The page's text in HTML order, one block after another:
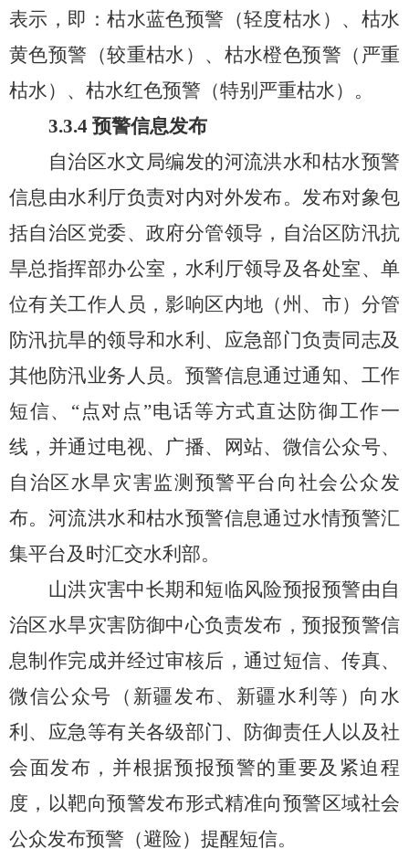
表示，即：枯水蓝色预警（轻度枯水）、枯水
黄色预警（较重枯水）、枯水橙色预警（严重
枯水）、枯水红色预警（特别严重枯水） 。
3.3.4 预警信息发布
自治区水文局编发的河流洪水和枯水预警
信息由水利厅负责对内对外发布。发布对象包
括自治区党委、政府分管领导，自治区防汛抗
旱总指挥部办公室，水利厅领导及各处室、单
位有关工作人员，影响区内地（州、市）分管
防汛抗旱的领导和水利、应急部门负责同志及
其他防汛业务人员。预警信息通过通知、工作
短信、 “点对点”电话等方式直达防御工作一
线，并通过电视、广播、网站、微信公众号、
自治区水旱灾害监测预警平台向 社会公众发
布。河流洪水和枯水预警信息通过水情预警汇
集平台及时汇交水利部。
山洪灾害中长期和短临风险预报预警由自
治区水旱灾害防御中心负责发布，预报预警信
息制作完成并经过审核后，通过短信、传真、
微信公众号（新疆发布、新疆水利等）向水
利、应急等有关各级部门、防御责任人以及社
会面发布，并根据预报预警的重要及紧迫程
度，以靶向预警发布形式精准向预警区域社会
公众发布预警（避险）提醒短信。